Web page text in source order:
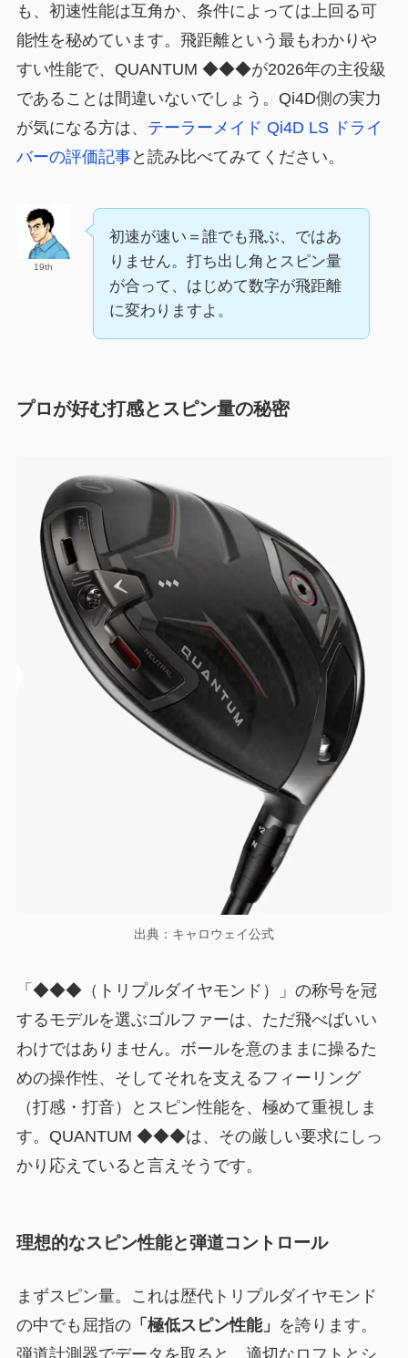
も、初速性能は互角か、条件によっては上回る可
能性を秘めています。飛距離という最もわかりや
すい性能で、QUANTUM ◆◆◆が2026年の主役級
であることは間違いないでしょう。Qi4D側の実力
が気になる方は、 テーラーメイド Qi4D LS ドライ
バーの評価記事と読み比べてみてください。
19th
初速が速い＝誰でも飛ぶ、ではあ
りません。打ち出し角とスピン量
が合って、はじめて数字が飛距離
に変わりますよ。
プロが好む打感とスピン量の秘密
出典：キャロウェイ公式
「◆◆◆（トリプルダイヤモンド）」の称号を冠
するモデルを選ぶゴルファーは、ただ飛べばいい
わけではありません。ボールを意のままに操るた
めの操作性、そしてそれを支えるフィーリング
（打感・打音）とスピン性能を、極めて重視しま
す。QUANTUM ◆◆◆は、その厳しい要求にしっ
かり応えていると言えそうです。
理想的なスピン性能と弾道コントロール
まずスピン量。これは歴代トリプルダイヤモンド
の中でも屈指の「極低スピン性能」 を誇ります。
弾道計測器でデータを取ると、適切なロフトとシ